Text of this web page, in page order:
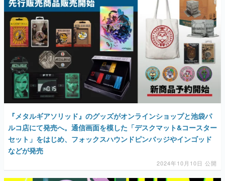
『メタルギアソリッド』のグッズがオンラインショップと池袋パ
ルコ店にて発売へ。通信画面を模した「デスクマット&コースター
セット」をはじめ、フォックスハウンドピンバッジやインゴッド
などが発売
2024年10月10日 公開